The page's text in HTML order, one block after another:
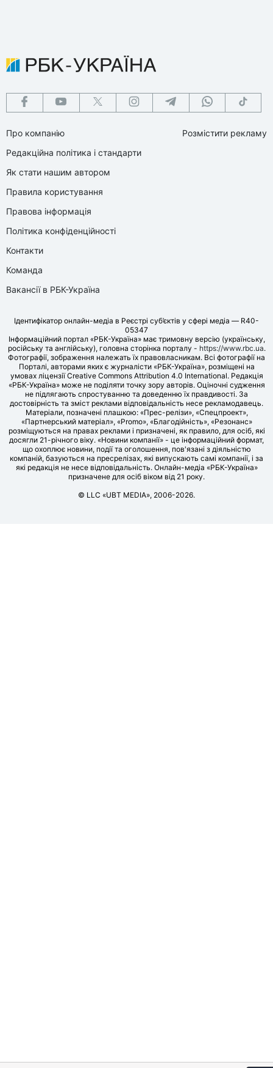
Про компанію
Редакційна політика і стандарти
Як стати нашим автором
Правила користування
Правова інформація
Політика конфіденційності
Контакти
Команда
Вакансії в РБК-Україна
Розмістити рекламу
Ідентифікатор онлайн-медіа в Реєстрі суб’єктів у сфері медіа — R40-
05347
Інформаційний портал «РБК-Україна» має тримовну версію (українську,
російську та англійську), головна сторінка порталу - https://www.rbc.ua.
Фотографії, зображення належать їх правовласникам. Всі фотографії на
Порталі, авторами яких є журналісти «РБК-Україна», розміщені на
умовах ліцензії Creative Commons Attribution 4.0 International. Редакція
«РБК-Україна» може не поділяти точку зору авторів. Оціночні судження
не підлягають спростуванню та доведенню їх правдивості. За
достовірність та зміст реклами відповідальність несе рекламодавець.
Матеріали, позначені плашкою: «Прес-релізи», «Спецпроект»,
«Партнерський матеріал», «Promo», «Благодійність», «Резонанс»
розміщуються на правах реклами і призначені, як правило, для осіб, які
досягли 21-річного віку. «Новини компанії» - це інформаційний формат,
що охоплює новини, події та оголошення, пов'язані з діяльністю
компаній, базуються на пресрелізах, які випускають самі компанії, і за
які редакція не несе відповідальність. Онлайн-медіа «РБК-Україна»
призначене для осіб віком від 21 року.
© LLC «UBT MEDIA», 2006-2026.